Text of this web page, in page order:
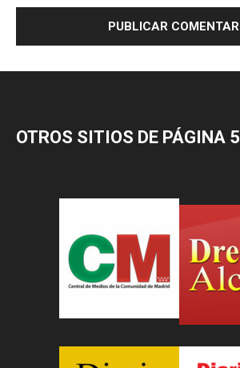
OTROS SITIOS DE PÁGINA 5